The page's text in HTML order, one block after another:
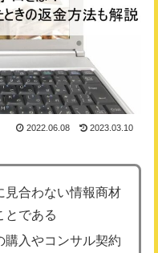
2022.06.08 2023.03.10
見合わない情報商材
とである
購入やコンサル契約